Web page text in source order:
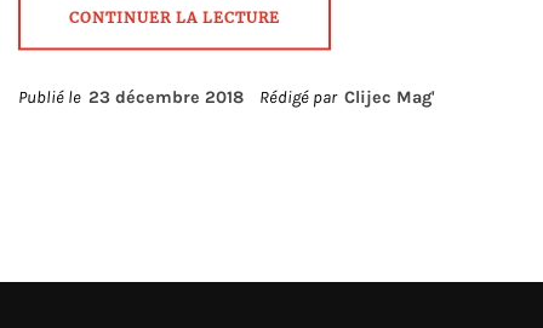
CONTINUER LA LECTURE
Publié le 23 décembre 2018 Rédigé par Clijec Mag'